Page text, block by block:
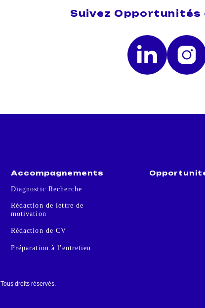
Suivez Opportunités
Accompagnements
Diagnostic Recherche
Rédaction de lettre de
motivation
Rédaction de CV
Préparation à l'entretien
Tous droits réservés.